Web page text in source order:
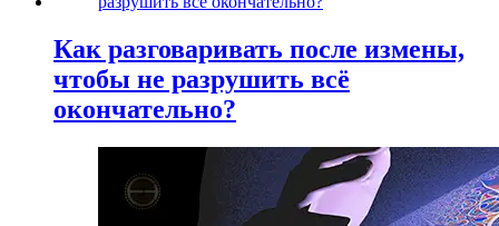
Как разговаривать после измены,
чтобы не разрушить всё
окончательно?